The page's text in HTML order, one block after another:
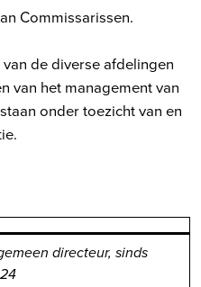
Commissarissen.
de diverse afdelingen
van het management van
onder toezicht van en
directeur, sinds